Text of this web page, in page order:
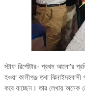
স্টাফ রির্পোটার- প্রথম আলো’র
হওয়া কালীগঞ্জ তথা
করে যাচ্ছেন। তার লেখায় অনেক